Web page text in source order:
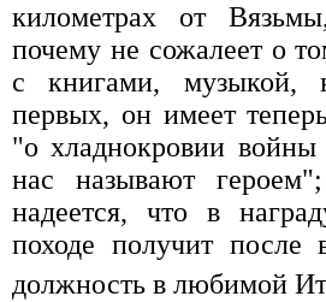
километрах от
почему не сожалеет о
с книгами, музыкой,
первых, он имеет
"о хладнокровии
нас называют
надеется, что в
походе получит
должность в любимой